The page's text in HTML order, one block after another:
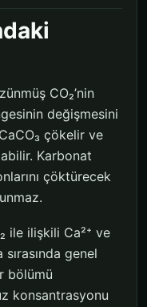
CO₂’nin
değişmesini
çökelir ve
Karbonat
çöktürecek
ile ilişkili Ca²⁺ ve
genel
bölümü
konsantrasyonu